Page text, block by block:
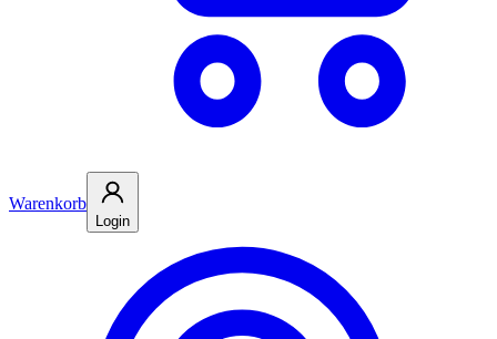
Warenkorb
Login